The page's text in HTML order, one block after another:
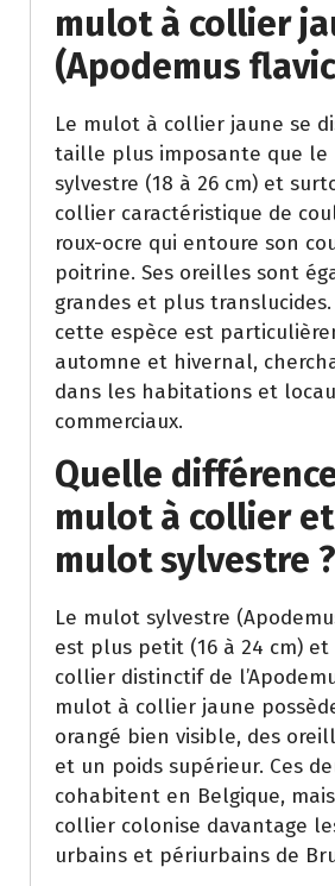
mulot à collier
(Apodemus
Le mulot à collier jaune se
taille plus imposante que le
sylvestre (18 à 26 cm) et
collier caractéristique de
roux-ocre qui entoure son
poitrine. Ses oreilles sont
grandes et plus translucides.
cette espèce est
automne et hivernal,
dans les habitations et
commerciaux.
Quelle
mulot à collier
mulot sylvestre ?
Le mulot sylvestre
est plus petit (16 à 24 cm) et
collier distinctif de
mulot à collier jaune
orangé bien visible, des
et un poids supérieur. Ces
cohabitent en Belgique,
collier colonise davantage
urbains et périurbains de